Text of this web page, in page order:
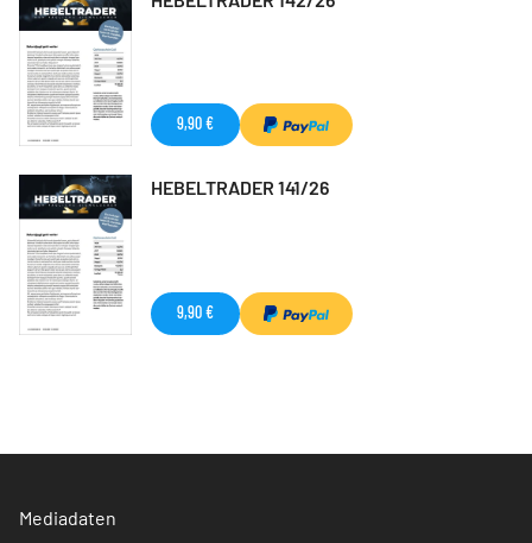
9,90 €
HEBELTRADER 141/26
9,90 €
Mediadaten